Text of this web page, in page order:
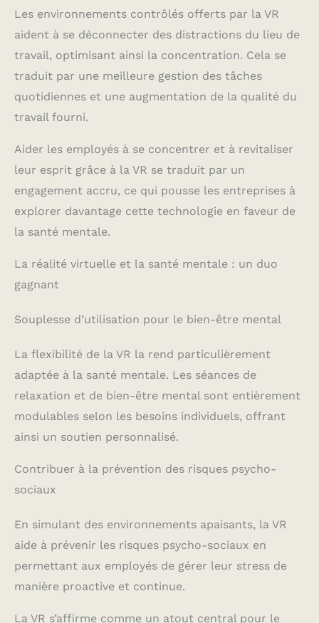
Les environnements contrôlés offerts par la VR
aident à se déconnecter des distractions du lieu de
travail, optimisant ainsi la concentration. Cela se
traduit par une meilleure gestion des tâches
quotidiennes et une augmentation de la qualité du
travail fourni.
Aider les employés à se concentrer et à revitaliser
leur esprit grâce à la VR se traduit par un
engagement accru, ce qui pousse les entreprises à
explorer davantage cette technologie en faveur de
la santé mentale.
La réalité virtuelle et la santé mentale : un duo
gagnant
Souplesse d’utilisation pour le bien-être mental
La flexibilité de la VR la rend particulièrement
adaptée à la santé mentale. Les séances de
relaxation et de bien-être mental sont entièrement
modulables selon les besoins individuels, offrant
ainsi un soutien personnalisé.
Contribuer à la prévention des risques psycho-
sociaux
En simulant des environnements apaisants, la VR
aide à prévenir les risques psycho-sociaux en
permettant aux employés de gérer leur stress de
manière proactive et continue.
La VR s’affirme comme un atout central pour le